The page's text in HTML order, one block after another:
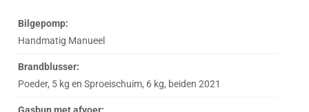
Bilgepomp:
Handmatig Manueel
Brandblusser:
Poeder, 5 kg en Sproeischuim, 6 kg, beiden 2021